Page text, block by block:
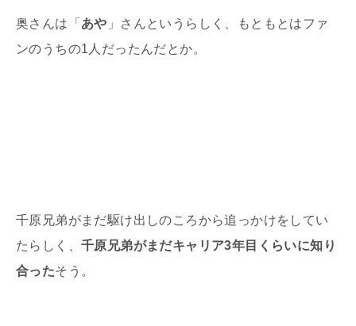
奥さんは「 あや 」さんというらしく、もともとはファ
ンのうちの1人だったんだとか。
千原兄弟がまだ駆け出しのころから追っかけをしてい
たらしく、 千原兄弟がまだキャリア3年目くらいに知り
合ったそう。